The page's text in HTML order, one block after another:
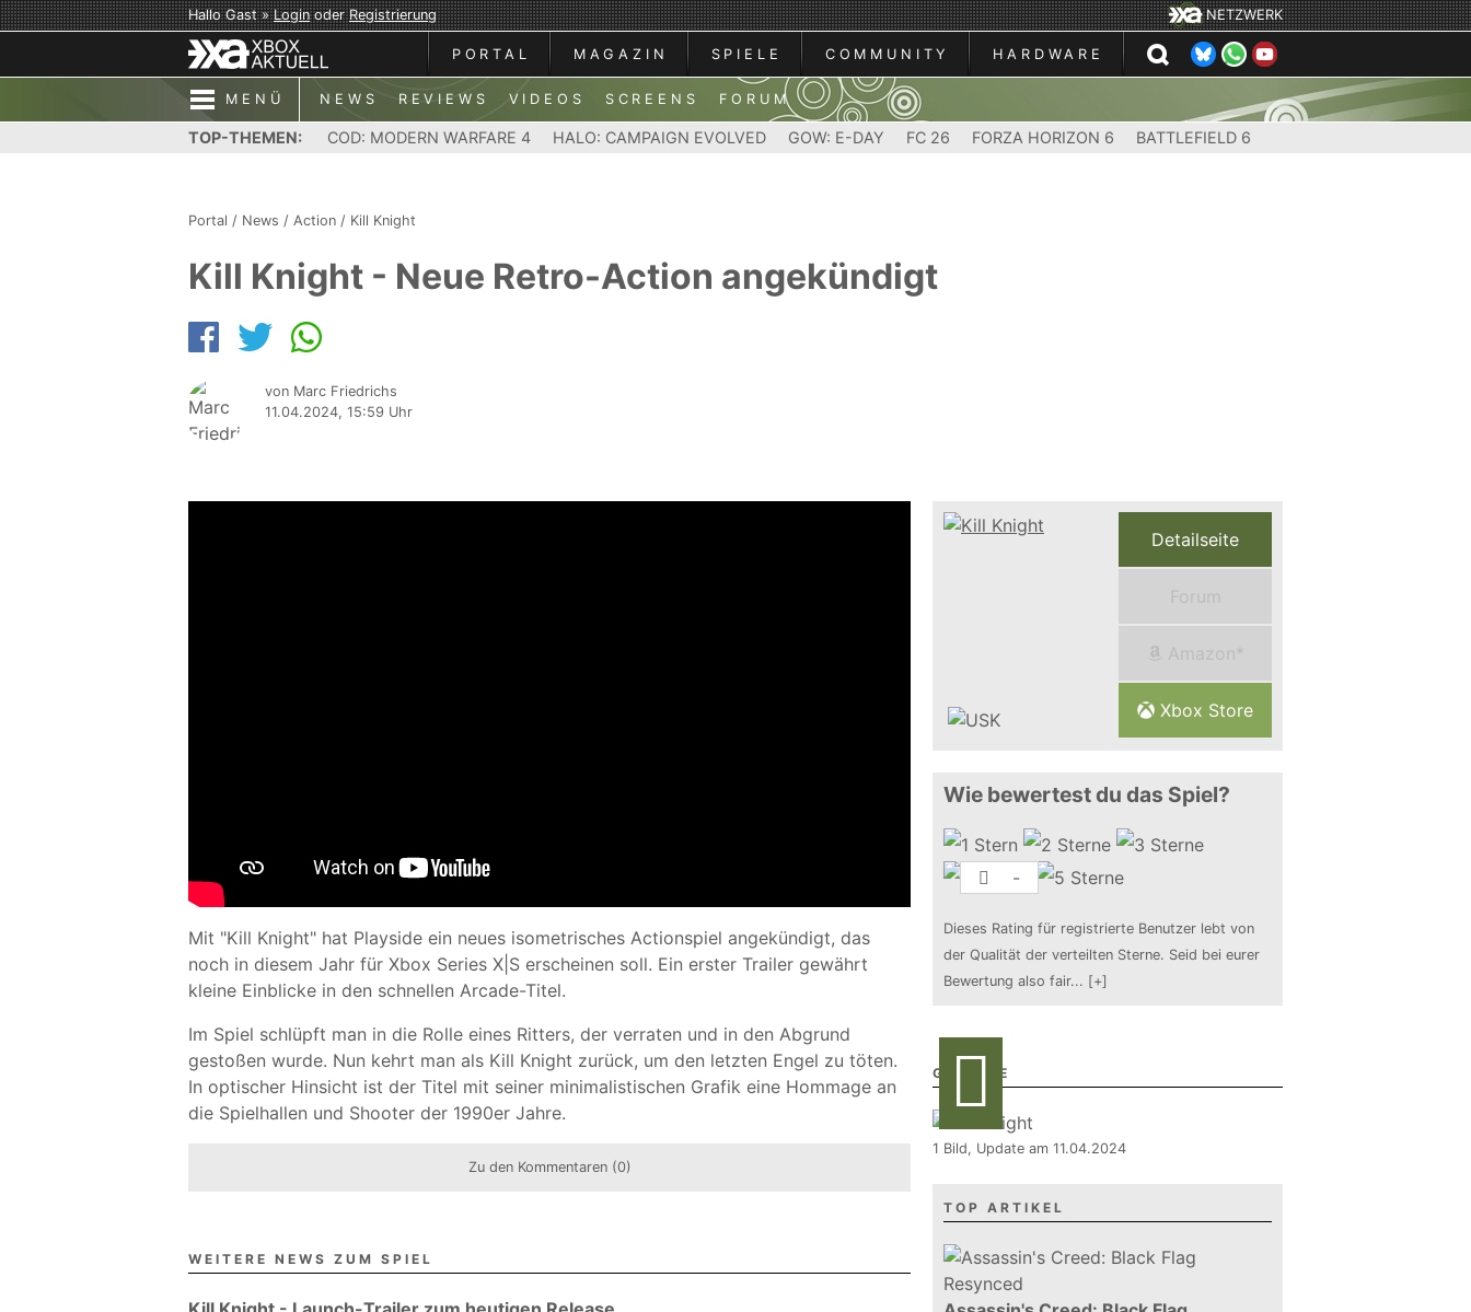
Hallo Gast »LoginoderRegistrierung NETZWERK
PORTAL MAGAZIN SPIELE COMMUNITY HARDWARE
MENÜ NEWS REVIEWS VIDEOS SCREENS FORUM
TOP-THEMEN: COD: MODERN WARFARE 4 HALO: CAMPAIGN EVOLVED GOW: E-DAY FC 26 FORZA HORIZON 6 BATTLEFIELD 6
Portal / News / Action / Kill Knight
Kill Knight - Neue Retro-Action angekündigt
von Marc Friedrichs
11.04.2024, 15:59 Uhr
Mit "Kill Knight" hat Playside ein neues isometrisches Actionspiel angekündigt, das
noch in diesem Jahr für Xbox Series X|S erscheinen soll. Ein erster Trailer gewährt
kleine Einblicke in den schnellen Arcade-Titel.
Im Spiel schlüpft man in die Rolle eines Ritters, der verraten und in den Abgrund
gestoßen wurde. Nun kehrt man als Kill Knight zurück, um den letzten Engel zu töten.
In optischer Hinsicht ist der Titel mit seiner minimalistischen Grafik eine Hommage an
die Spielhallen und Shooter der 1990er Jahre.
Zu den Kommentaren (0)
WEITERE NEWS ZUM SPIEL
Detailseite
Forum
Amazon*
Xbox Store
Wie bewertest du das Spiel?
-
Dieses Rating für registrierte Benutzer lebt von
der Qualität der verteilten Sterne. Seid bei eurer
Bewertung also fair... [+]
GALERIE
1 Bild, Update am 11.04.2024
TOP ARTIKEL